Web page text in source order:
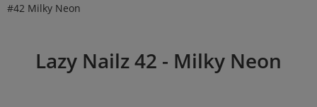
#42 Milky Neon
Lazy Nailz 42 - Milky Neon